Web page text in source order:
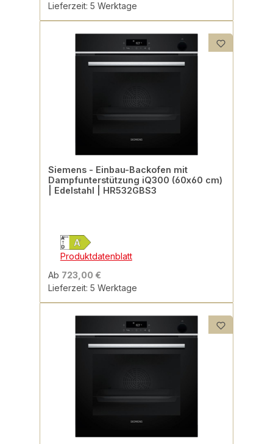
Lieferzeit: 5 Werktage
Siemens - Einbau-Backofen mit
Dampfunterstützung iQ300 (60x60 cm)
| Edelstahl | HR532GBS3
Produktdatenblatt
Ab 723,00 €
Lieferzeit: 5 Werktage